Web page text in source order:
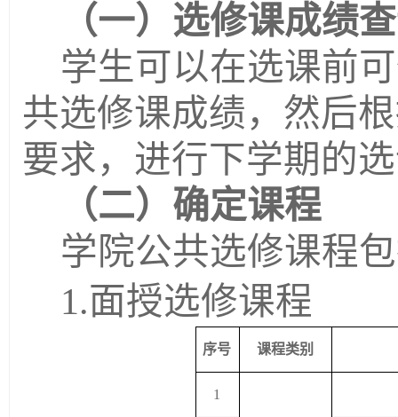
（一） 选修课成绩
学生可以在选课前
共选修课成绩，然后
要求，进行下学期的
（二） 确定课程
学院公共选修课程
1.面授选修课程
序号 课程类别
1